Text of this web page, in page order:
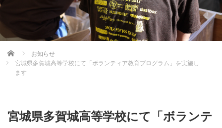
Home
お知らせ
宮城県多賀城高等学校にて「ボランティア教育プログラム」を実施し
ます
宮城県多賀城高等学校にて「ボランテ